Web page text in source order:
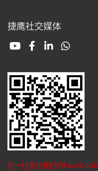
捷鹰社交媒体
扫一扫关注我们的Facebook